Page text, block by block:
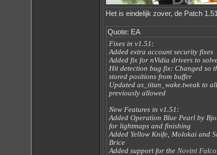
Het is eindelijk zover, de Patch
Quote: EA
Fixes in v1.51:
Added extra account security fixes
Added fix for nVidia drivers to
Hit detection bug fix: Changed so
stored positions from buffer
Updated as_titan_wake.tweak to
previously allowed
New Features in v1.51:
Added Operation Blue Pearl by
for lightmaps and finishing
Added Yellow Knife, Molokai and
Brice
Added support for the Novint